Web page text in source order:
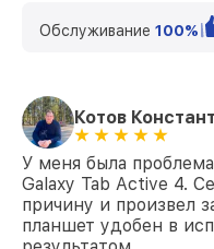
Обслуживание 100%
Котов
У меня была
Galaxy Tab Active 4.
причину и произвел
планшет удобен в